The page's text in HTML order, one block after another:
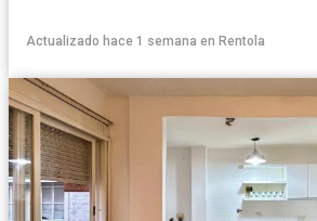
Actualizado hace 1 semana en Rentola